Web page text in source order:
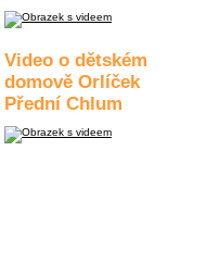
Video o dětském
domově Orlíček
Přední Chlum